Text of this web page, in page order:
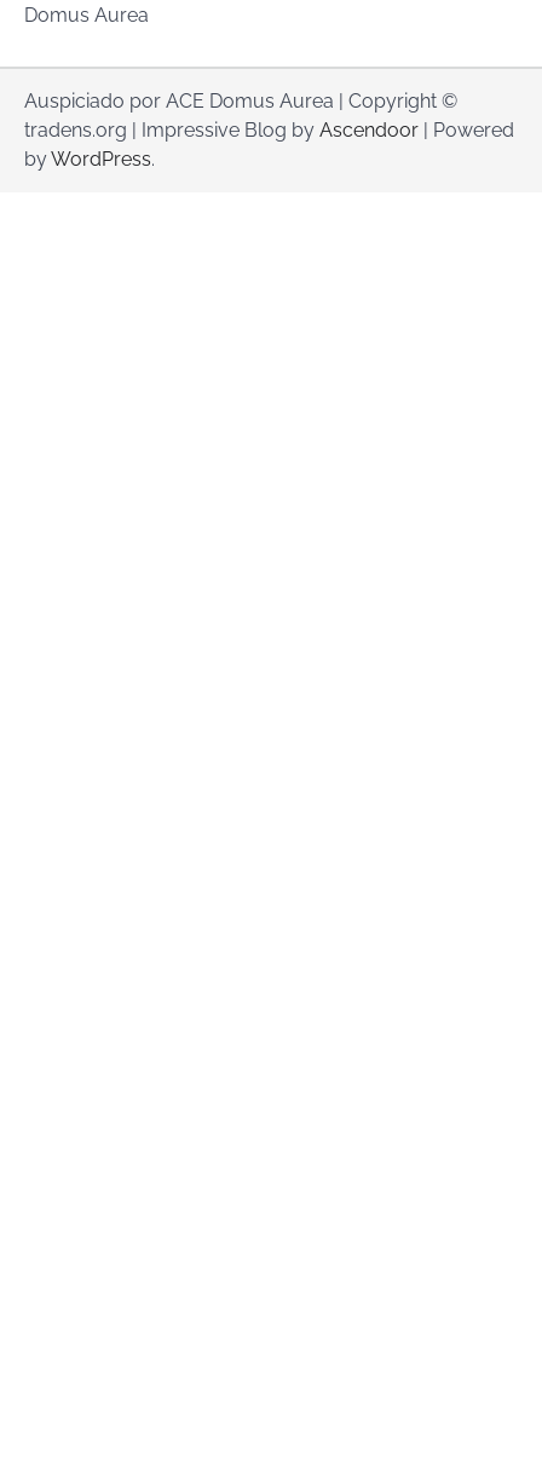
Domus Aurea
Auspiciado por ACE Domus Aurea | Copyright ©
tradens.org | Impressive Blog by Ascendoor | Powered
byWordPress.